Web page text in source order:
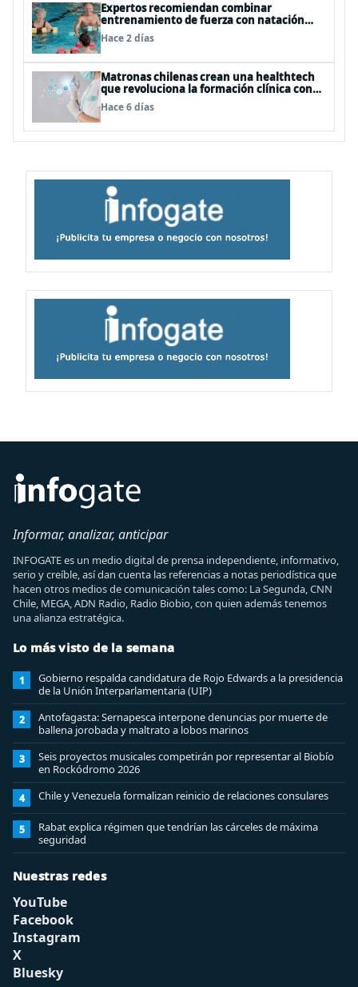
Expertos recomiendan combinar
entrenamiento de fuerza con natación
para fortalecer la salud
Hace 2 días
Matronas chilenas crean una healthtech
que revoluciona la formación clínica con
simuladores inteligentes
Hace 6 días
Informar, analizar, anticipar
INFOGATE es un medio digital de prensa independiente, informativo,
serio y creíble, así dan cuenta las referencias a notas periodística que
hacen otros medios de comunicación tales como: La Segunda, CNN
Chile, MEGA, ADN Radio, Radio Biobio, con quien además tenemos
una alianza estratégica.
Lo más visto de la semana
1
Gobierno respalda candidatura de Rojo Edwards a la presidencia
de la Unión Interparlamentaria (UIP)
2
Antofagasta: Sernapesca interpone denuncias por muerte de
ballena jorobada y maltrato a lobos marinos
3
Seis proyectos musicales competirán por representar al Biobío
en Rockódromo 2026
4 Chile y Venezuela formalizan reinicio de relaciones consulares
5
Rabat explica régimen que tendrían las cárceles de máxima
seguridad
Nuestras redes
YouTube
Facebook
Instagram
X
Bluesky